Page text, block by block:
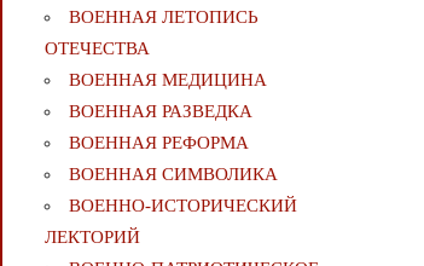
ВОЕННАЯ ЛЕТОПИСЬ
ОТЕЧЕСТВА
ВОЕННАЯ МЕДИЦИНА
ВОЕННАЯ РАЗВЕДКА
ВОЕННАЯ РЕФОРМА
ВОЕННАЯ СИМВОЛИКА
ВОЕННО-ИСТОРИЧЕСКИЙ
ЛЕКТОРИЙ